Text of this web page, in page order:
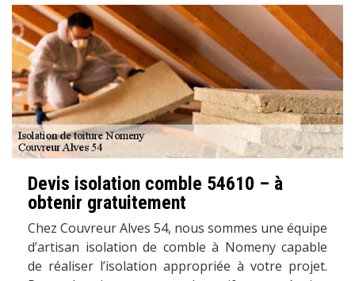
Devis isolation comble 54610 – à
obtenir gratuitement
Chez Couvreur Alves 54, nous sommes une équipe
d’artisan isolation de comble à Nomeny capable
de réaliser l’isolation appropriée à votre projet.